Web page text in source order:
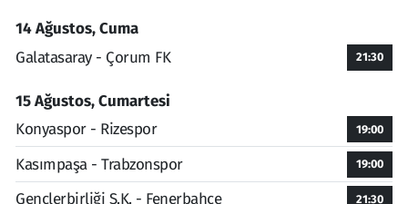
14 Ağustos, Cuma
Galatasaray - Çorum FK
21:30
15 Ağustos, Cumartesi
Konyaspor - Rizespor
19:00
Kasımpaşa - Trabzonspor 19:00
Gençlerbirliği S.K. - Fenerbahçe 21:30